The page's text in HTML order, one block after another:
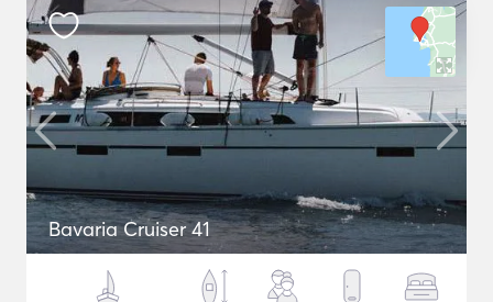
Bavaria Cruiser 41